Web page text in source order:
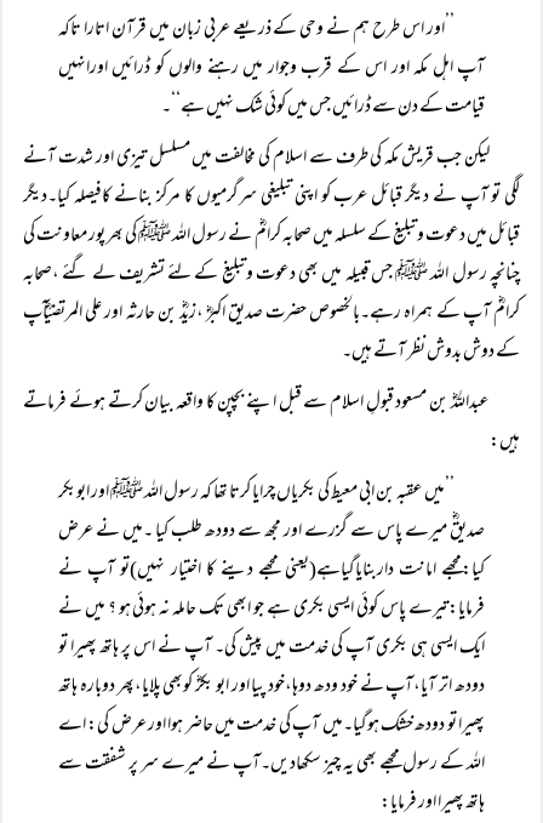
’’اور اس طرح ہم نے وحی کے ذریعے عربی زبان میں قرآن اتارا تاکہ
آپ اہل مکہ اور اس کے قرب وجوار میں رہنے والوں کو ڈرائیں اورانہیں
قیامت کے دن سے ڈرائیں جس میں کوئی شک نہیں ہے‘‘۔
لیکن جب قریش مکہ کی طرف سے اسلام کی مخالفت میں مسلسل تیزی اور شدت آنے
لگی تو آپ نے دیگر قبائل عرب کو اپنی تبلیغی سرگرمیوں کا مرکز بنانے کافیصلہ کیا۔دیگر
قبائل میں دعوت وتبلیغ کے سلسلہ میں صحابہ کرامؓ نے رسول اللہ ﷺ کی بھر پور معاونت کی
چنانچہ رسول اللہ ﷺ جس قبیلہ میں بھی دعوت وتبلیغ کے لئے تشریف لے گئے ،صحابہ
کرامؓ آپ کے ہمراہ رہے۔بالخصوص حضرت صدیق اکبرؓ ،زیدؓ بن حارثہ اور علی المرتضیؓآپ
کے دوش بدوش نظر آتے ہیں۔
عبداللہؓ بن مسعود قبولِ اسلام سے قبل اپنے بچپن کا واقعہ بیان کرتے ہوئے فرماتے
ہیں:
’’میں عقبہ بن ابی معیط کی بکریاں چرایا کرتا تھا کہ رسول اللہ ﷺ اور ابوبکر
صدیقؓ میرے پاس سے گزرے اور مجھ سے دودھ طلب کیا ۔میں نے عرض
کیا:مجھے امانت داربنایاگیاہے(یعنی مجھے دینے کا اختیار نہیں)تو آپ نے
فرمایا:تیرے پاس کوئی ایسی بکری ہے جو ابھی تک حاملہ نہ ہوئی ہو ؟ میں نے
ایک ایسی ہی بکری آپ کی خدمت میں پیش کی۔ آپ نے اس پر ہاتھ پھیرا تو
دودھ اتر آیا،آپ نے خود ودھ دوہا،خود پیا اور ابو بکرؓ کوبھی پلایا،پھر دوبارہ ہاتھ
پھیرا تو دودھ خشک ہوگیا۔میں آپ کی خدمت میں حاضر ہوا اور عرض کی: اے
اللہ کے رسول مجھے بھی یہ چیز سکھادیں۔آپ نے میرے سر پر شفقت سے
ہاتھ پھیرا اور فرمایا: